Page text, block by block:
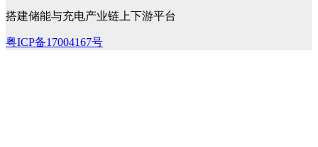
搭建储能与充电产业链上下游平台
粤ICP备17004167号